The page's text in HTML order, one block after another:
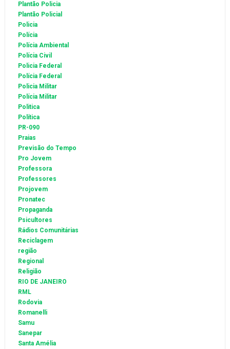
Plantão Policia
Plantão Policial
Policia
Polícia
Polícia Ambiental
Polícia Civil
Policia Federal
Polícia Federal
Policia Militar
Polícia Militar
Politica
Política
PR-090
Praias
Previsão do Tempo
Pro Jovem
Professora
Professores
Projovem
Pronatec
Propaganda
Psicultores
Rádios Comunitárias
Reciclagem
região
Regional
Religião
RIO DE JANEIRO
RML
Rodovia
Romanelli
Samu
Sanepar
Santa Amélia